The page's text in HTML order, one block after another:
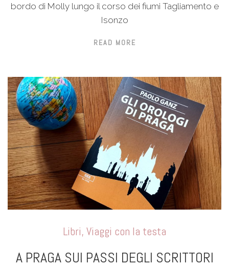
bordo di Molly lungo il corso dei fiumi Tagliamento e
Isonzo
READ MORE
Libri, Viaggi con la testa
A PRAGA SUI PASSI DEGLI SCRITTORI